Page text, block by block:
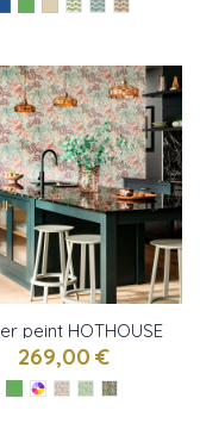
peint HOTHOUSE
Osborne & Little
269,00 €